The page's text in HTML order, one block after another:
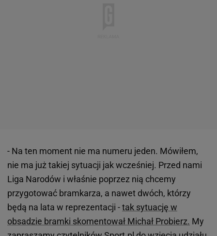
- Na ten moment nie ma numeru jeden. Mówiłem,
nie ma już takiej sytuacji jak wcześniej. Przed nami
Liga Narodów i właśnie poprzez nią chcemy
przygotować bramkarza, a nawet dwóch, którzy
będą na lata w reprezentacji -tak sytuację w
obsadzie bramki skomentował Michał Probierz. My